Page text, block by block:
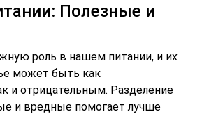
Полезные и
роль в нашем питании, и их
может быть как
и отрицательным. Разделение
и вредные помогает лучше